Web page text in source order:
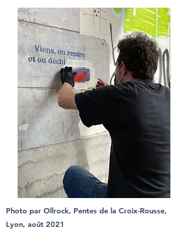
Photo par Ollrock, Pentes de la Croix-Rousse,
Lyon, août 2021